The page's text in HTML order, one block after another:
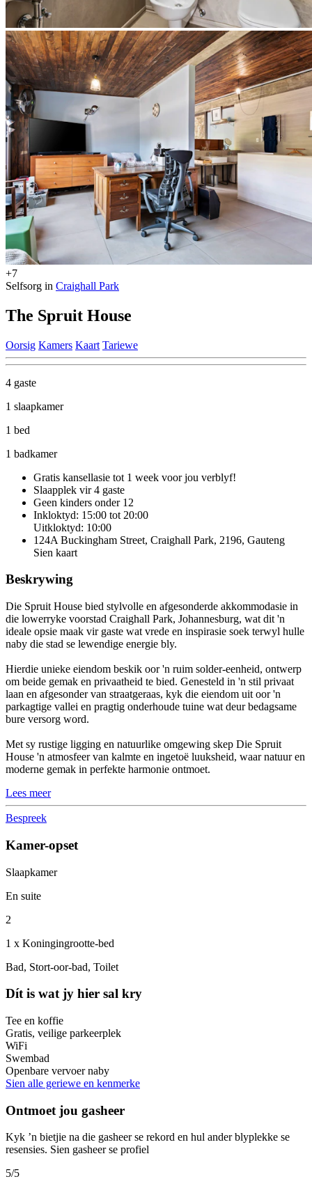
+7
Selfsorg in Craighall Park
The Spruit House
Oorsig Kamers Kaart Tariewe
4 gaste
1 slaapkamer
1 bed
1 badkamer
Gratis kansellasie tot 1 week voor jou verblyf!
Slaapplek vir 4 gaste
Geen kinders onder 12
Inkloktyd: 15:00 tot 20:00
Uitkloktyd: 10:00
124A Buckingham Street, Craighall Park, 2196, Gauteng
Sien kaart
Beskrywing
Die Spruit House bied stylvolle en afgesonderde akkommodasie in
die lowerryke voorstad Craighall Park, Johannesburg, wat dit 'n
ideale opsie maak vir gaste wat vrede en inspirasie soek terwyl hulle
naby die stad se lewendige energie bly.
Hierdie unieke eiendom beskik oor 'n ruim solder-eenheid, ontwerp
om beide gemak en privaatheid te bied. Genesteld in 'n stil privaat
laan en afgesonder van straatgeraas, kyk die eiendom uit oor 'n
parkagtige vallei en pragtig onderhoude tuine wat deur bedagsame
bure versorg word.
Met sy rustige ligging en natuurlike omgewing skep Die Spruit
House 'n atmosfeer van kalmte en ingetoë luuksheid, waar natuur en
moderne gemak in perfekte harmonie ontmoet.
Lees meer
Bespreek
Kamer-opset
Slaapkamer
En suite
2
1 x Koningingrootte-bed
Bad, Stort-oor-bad, Toilet
Dít is wat jy hier sal kry
Tee en koffie
Gratis, veilige parkeerplek
WiFi
Swembad
Openbare vervoer naby
Sien alle geriewe en kenmerke
Ontmoet jou gasheer
Kyk ’n bietjie na die gasheer se rekord en hul ander blyplekke se
resensies. Sien gasheer se profiel
5/5